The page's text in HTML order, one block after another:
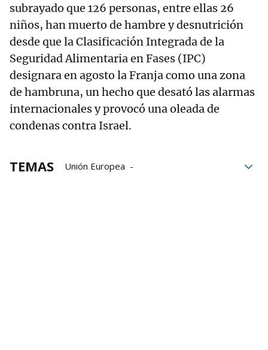
subrayado que 126 personas, entre ellas 26
niños, han muerto de hambre y desnutrición
desde que la Clasificación Integrada de la
Seguridad Alimentaria en Fases (IPC)
designara en agosto la Franja como una zona
de hambruna, un hecho que desató las alarmas
internacionales y provocó una oleada de
condenas contra Israel.
TEMAS
Unión Europea